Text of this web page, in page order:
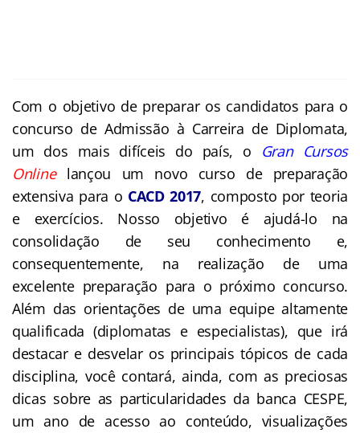
Com o objetivo de preparar os candidatos para o
concurso de Admissão à Carreira de Diplomata,
um dos mais difíceis do país, o Gran Cursos
Onlinelançou um novo curso de preparação
extensiva para o CACD 2017, composto por teoria
e exercícios. Nosso objetivo é ajudá-lo na
consolidação de seu conhecimento e,
consequentemente, na realização de uma
excelente preparação para o próximo concurso.
Além das orientações de uma equipe altamente
qualificada (diplomatas e especialistas), que irá
destacar e desvelar os principais tópicos de cada
disciplina, você contará, ainda, com as preciosas
dicas sobre as particularidades da banca CESPE,
um ano de acesso ao conteúdo, visualizações